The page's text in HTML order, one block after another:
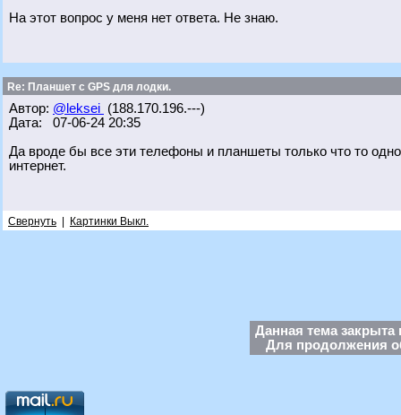
На этот вопрос у меня нет ответа. Не знаю.
Re: Планшет с GPS для лодки.
Автор: @leksei (188.170.196.---)
Дата: 07-06-24 20:35
Да вроде бы все эти телефоны и планшеты только что то
интернет.
Свернуть Картинки Выкл.
Данная тема закрыта
Для продолжения